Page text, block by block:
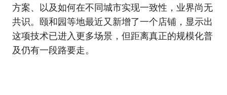
方案、以及如何在不同城市实现一致性，业界尚无
共识。颐和园等地最近又新增了一个店铺，显示出
这项技术已进入更多场景，但距离真正的规模化普
及仍有一段路要走。